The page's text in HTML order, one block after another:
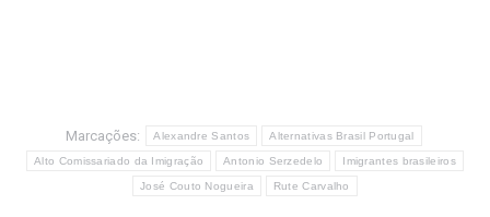
Marcações: Alexandre Santos Alternativas Brasil Portugal
Alto Comissariado da Imigração Antonio Serzedelo Imigrantes brasileiros
José Couto Nogueira Rute Carvalho